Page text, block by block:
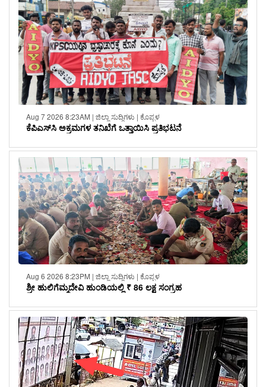
Aug 7 2026 8:23AM | ಜಿಲ್ಲಾ ಸುದ್ದಿಗಳು | ಕೊಪ್ಪಳ
ಕೆಪಿಎಸ್‌ಸಿ ಅಕ್ರಮಗಳ ತನಿಖೆಗೆ ಒತ್ತಾಯಿಸಿ ಪ್ರತಿಭಟನೆ
Aug 6 2026 8:23PM | ಜಿಲ್ಲಾ ಸುದ್ದಿಗಳು | ಕೊಪ್ಪಳ
ಶ್ರೀ ಹುಲಿಗೆಮ್ಮದೇವಿ ಹುಂಡಿಯಲ್ಲಿ ₹ 86 ಲಕ್ಷ ಸಂಗ್ರಹ